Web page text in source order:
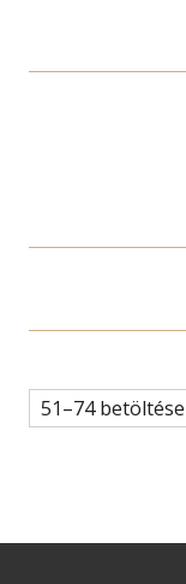
51–74 betöltése